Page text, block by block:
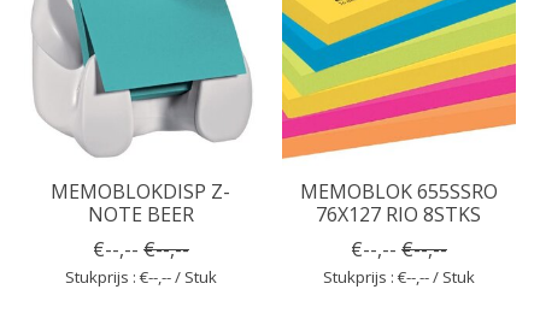
MEMOBLOKDISP Z-
NOTE BEER
€--,-- €--,--
Stukprijs : €--,-- / Stuk
MEMOBLOK 655SSRO
76X127 RIO 8STKS
€--,-- €--,--
Stukprijs : €--,-- / Stuk